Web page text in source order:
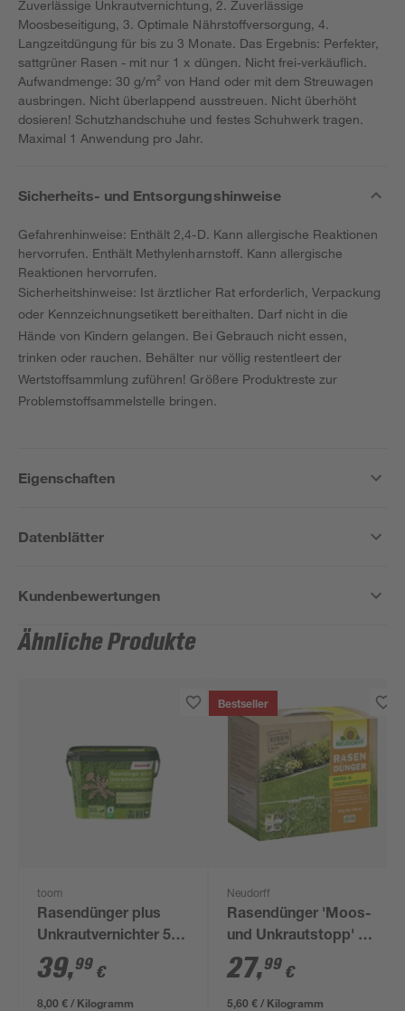
Zuverlässige Unkrautvernichtung, 2. Zuverlässige
Moosbeseitigung, 3. Optimale Nährstoffversorgung, 4.
Langzeitdüngung für bis zu 3 Monate. Das Ergebnis: Perfekter,
sattgrüner Rasen - mit nur 1 x düngen. Nicht frei-verkäuflich.
Aufwandmenge: 30 g/m² von Hand oder mit dem Streuwagen
ausbringen. Nicht überlappend ausstreuen. Nicht überhöht
dosieren! Schutzhandschuhe und festes Schuhwerk tragen.
Maximal 1 Anwendung pro Jahr.
Sicherheits- und Entsorgungshinweise
Gefahrenhinweise: Enthält 2,4-D. Kann allergische Reaktionen
hervorrufen. Enthält Methylenharnstoff. Kann allergische
Reaktionen hervorrufen.
Sicherheitshinweise: Ist ärztlicher Rat erforderlich, Verpackung
oder Kennzeichnungsetikett bereithalten. Darf nicht in die
Hände von Kindern gelangen. Bei Gebrauch nicht essen,
trinken oder rauchen. Behälter nur völlig restentleert der
Wertstoffsammlung zuführen! Größere Produktreste zur
Problemstoffsammelstelle bringen.
Eigenschaften
Datenblätter
Kundenbewertungen
Ähnliche Produkte
toom
Rasendünger plus
Unkrautvernichter 5
kg
39,99 €
8,00 € / Kilogramm
Bestseller
Neudorff
Rasendünger 'Moos-
und Unkrautstopp' 5
kg
27,99 €
5,60 € / Kilogramm